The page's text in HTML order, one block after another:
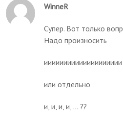
WinneR
Супер. Вот только
Надо произносить
или отдельно
и, и, и, и, ... ??